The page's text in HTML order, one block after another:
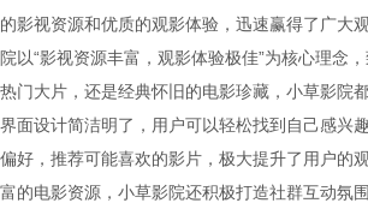
影视资源和优质的观影体验，迅速赢得了广大
以“影视资源丰富，观影体验极佳”为核心理念
热门大片，还是经典怀旧的电影珍藏，小草影院
面设计简洁明了，用户可以轻松找到自己感兴
好，推荐可能喜欢的影片，极大提升了用户的
的电影资源，小草影院还积极打造社群互动氛